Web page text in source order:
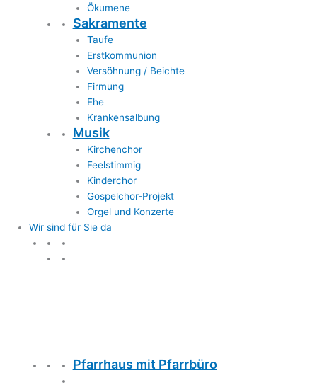
Ökumene
Sakramente
Taufe
Erstkommunion
Versöhnung / Beichte
Firmung
Ehe
Krankensalbung
Musik
Kirchenchor
Feelstimmig
Kinderchor
Gospelchor-Projekt
Orgel und Konzerte
Wir sind für Sie da
Pfarrhaus mit Pfarrbüro